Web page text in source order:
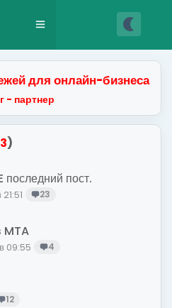
nightlight
для онлайн-бизнеса
- партнер
)
пост.
23
MTA
09:55 4
12